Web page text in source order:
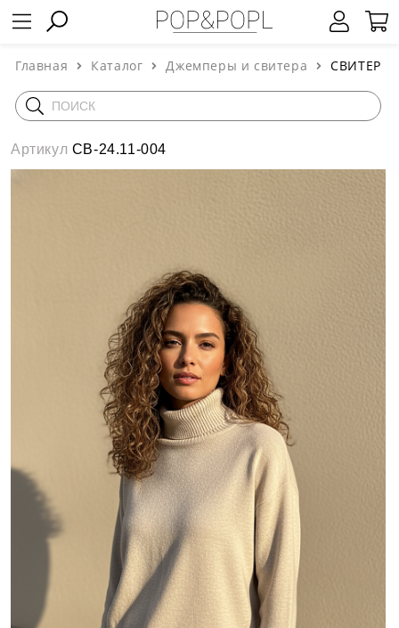
Главная Каталог Джемперы и свитера СВИТЕР
Артикул СВ-24.11-004